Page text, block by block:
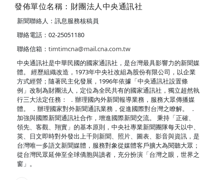
發佈單位名稱：財團法人中央通訊社
新聞聯絡人：訊息服務核稿員
聯絡電話：02-25051180
聯絡信箱： timtimcna@mail.cna.com.tw
中央通訊社是中華民國的國家通訊社，是台灣最具影響力的新聞媒
體。 經歷組織改造，1973年中央社改組為股份有限公司，以企業
方式經營；隨著民主化發展，1996年依據「中央通訊社設置條
例」改制為財團法人，定位為全民共有的國家通訊社，獨立超然執
行三大法定任務： ．辦理國內外新聞報導業務，服務大眾傳播媒
體。 ．辦理國家對外新聞通訊業務，促進國際對台灣之瞭解。 ．
加強與國際新聞通訊社合作，增進國際新聞交流。 秉持「正確、
領先、客觀、翔實」的基本原則，中央社專業新聞團隊每天以中、
英、日文即時對外發出上千則新聞、照片、圖表、影音與資訊，是
台灣唯一多語文新聞媒體，服務對象從媒體客戶擴大為閱聽大眾；
從台灣民眾延伸至全球僑胞與讀者，充分扮演「台灣之眼，世界之
窗」。